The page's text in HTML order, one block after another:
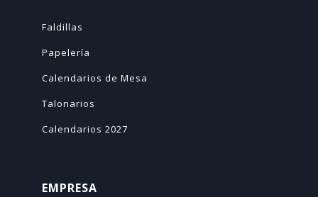
Faldillas
Papelería
Calendarios de Mesa
Talonarios
Calendarios 2027
EMPRESA